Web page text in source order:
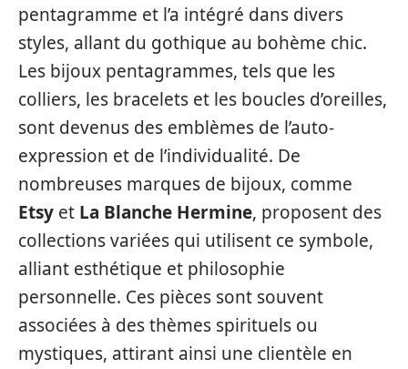
pentagramme et l’a intégré dans divers
styles, allant du gothique au bohème chic.
Les bijoux pentagrammes, tels que les
colliers, les bracelets et les boucles d’oreilles,
sont devenus des emblèmes de l’auto-
expression et de l’individualité. De
nombreuses marques de bijoux, comme
Etsy et La Blanche Hermine, proposent des
collections variées qui utilisent ce symbole,
alliant esthétique et philosophie
personnelle. Ces pièces sont souvent
associées à des thèmes spirituels ou
mystiques, attirant ainsi une clientèle en